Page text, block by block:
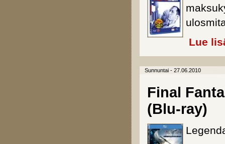
Lue
Sunnuntai - 27.06.2010
Final
(Blu-ray)